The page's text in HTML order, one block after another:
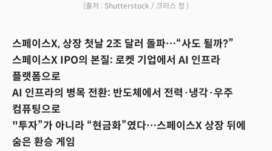
(출처 : Shutterstock / 크리스 정 )
스페이스X, 상장 첫날 2조 달러 돌파…“사도 될까?”
스페이스X IPO의 본질: 로켓 기업에서 AI 인프라
플랫폼으로
AI 인프라의 병목 전환: 반도체에서 전력·냉각·우주
컴퓨팅으로
"투자”가 아니라 “현금화”였다…스페이스X 상장 뒤에
숨은 환승 게임